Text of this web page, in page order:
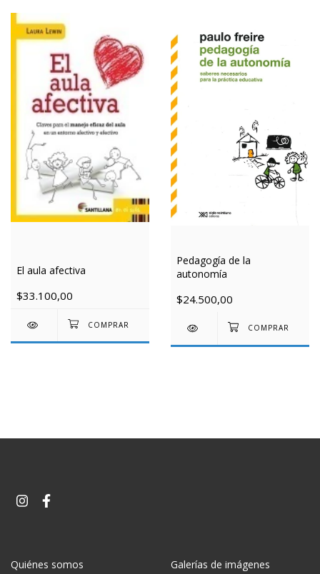
El aula afectiva
$33.100,00
Pedagogía de la
autonomía
$24.500,00
Quiénes somos Galerías de imágenes